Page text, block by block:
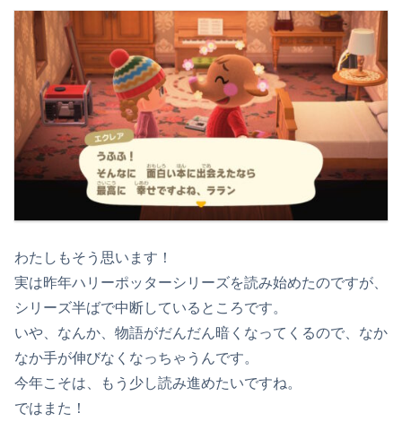
わたしもそう思います！
実は昨年ハリーポッターシリーズを読み始めたのですが、
シリーズ半ばで中断しているところです。
いや、なんか、物語がだんだん暗くなってくるので、なか
なか手が伸びなくなっちゃうんです。
今年こそは、もう少し読み進めたいですね。
ではまた！